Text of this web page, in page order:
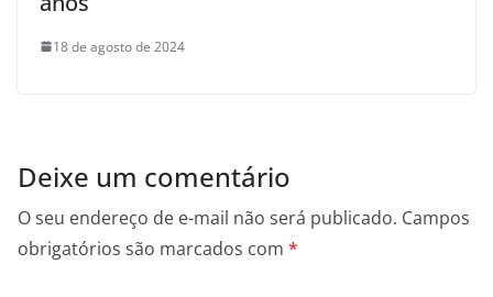
18 de agosto de 2024
Deixe um comentário
O seu endereço de e-mail não será publicado. Campos
obrigatórios são marcados com *